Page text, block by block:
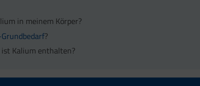
in meinem Körper?
?
ist Kalium enthalten?